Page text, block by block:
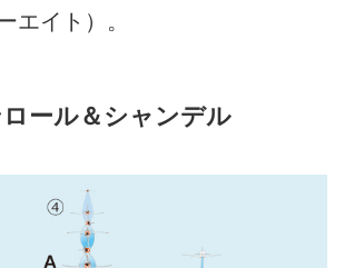
エイト）。
ール＆シャンデル